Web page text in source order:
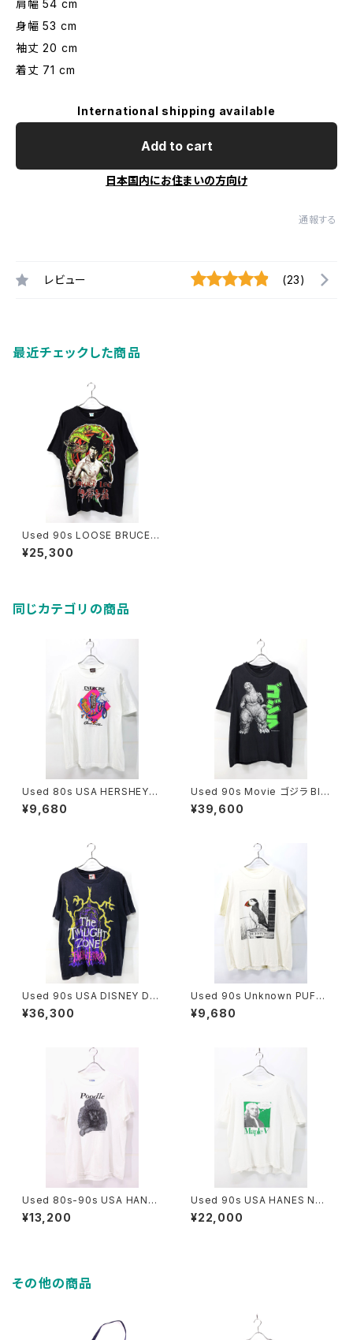
肩幅 54 cm
身幅 53 cm
袖丈 20 cm
着丈 71 cm
International shipping available
Add to cart
日本国内にお住まいの方向け
通報する
レビュー (23)
最近チェックした商品
Used 90s LOOSE BRUCE L
EE Black Both Side Graphic
T-Shirt Size L 相当 古着
¥25,300
同じカテゴリの商品
Used 80s USA HERSHEYS
EXERCISE Your Good Tast
e Chocolate Graphic T-Shi
¥9,680
Used 90s Movie ゴジラ Bla
ck Both Graphic T-Shirt Siz
e XL 相当 古着
¥39,600
Used 90s USA DISNEY DE
SIGNS TWILIGHT ZONE TO
WER OF TERROR Graphic T
¥36,300
Used 90s Unknown PUFFI
N NUFFIN Both Side Animal
Art graphic T-Shirt Size XL
¥9,680
Used 80s-90s USA HANES
Poodle Dog Animal Graphi
c T-Shirt Size M 古着
¥13,200
Used 90s USA HANES New
ton Tech Pop Art Graphic T
-Shirt Size XL 古着
¥22,000
その他の商品